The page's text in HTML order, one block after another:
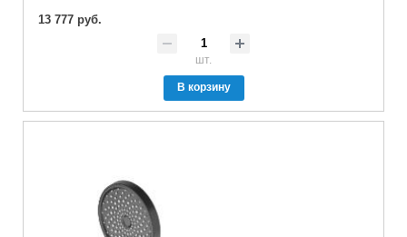
13 777 руб.
шт.
В корзину